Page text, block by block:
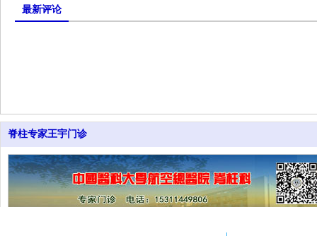
最新评论
脊柱专家王宇门诊